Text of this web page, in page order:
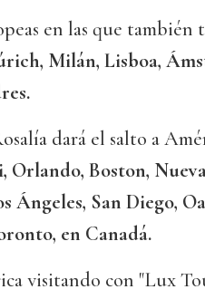
en las que también
Milán, Lisboa,
dará el salto a
Orlando, Boston,
Ángeles, San Diego,
en Canadá.
visitando con "Lux